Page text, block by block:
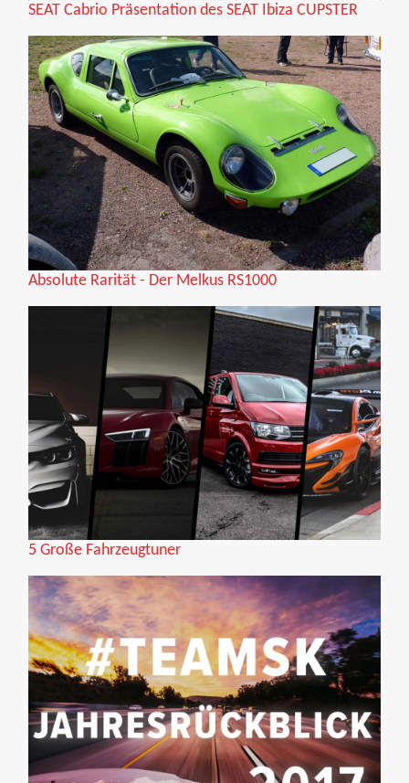
SEAT Cabrio Präsentation des SEAT Ibiza CUPSTER
Absolute Rarität - Der Melkus RS1000
5 Große Fahrzeugtuner